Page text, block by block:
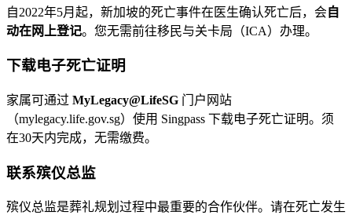
自2022年5月起，新加坡的死亡事件在医生确认死亡后，会自
动在网上登记。您无需前往移民与关卡局（ICA）办理。
下载电子死亡证明
家属可通过 MyLegacy@LifeSG 门户网站
（mylegacy.life.gov.sg）使用 Singpass 下载电子死亡证明。须
在30天内完成，无需缴费。
联系殡仪总监
殡仪总监是葬礼规划过程中最重要的合作伙伴。请在死亡发生